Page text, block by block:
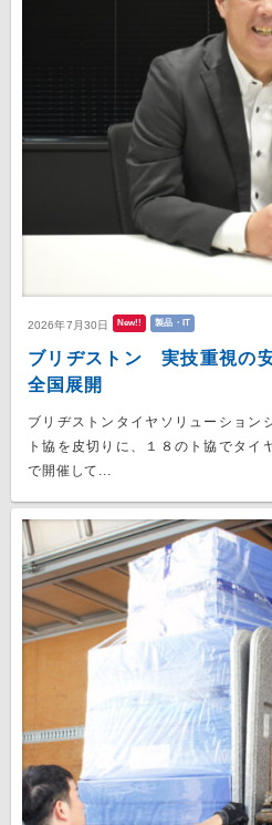
2026年7月30日 New!! 製品・IT
ブリヂストン 実技重視の
全国展開
ブリヂストンタイヤソリューション
ト協を皮切りに、１８のト協でタイ
で開催して...